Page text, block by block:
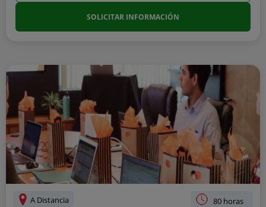
SOLICITAR INFORMACIÓN
A Distancia 80 horas